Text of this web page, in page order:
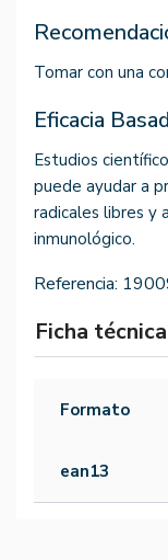
Tomar con una
Eficacia
Estudios
puede ayudar a
radicales libres y
inmunológico.
Referencia:
Ficha técnica
Formato
ean13